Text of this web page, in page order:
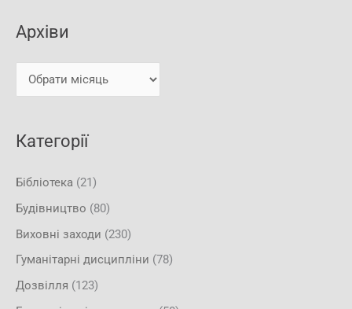
а
т
Архіви
Категорії
Бібліотека (21)
Будівництво (80)
Виховні заходи (230)
Гуманітарні дисципліни (78)
Дозвілля (123)